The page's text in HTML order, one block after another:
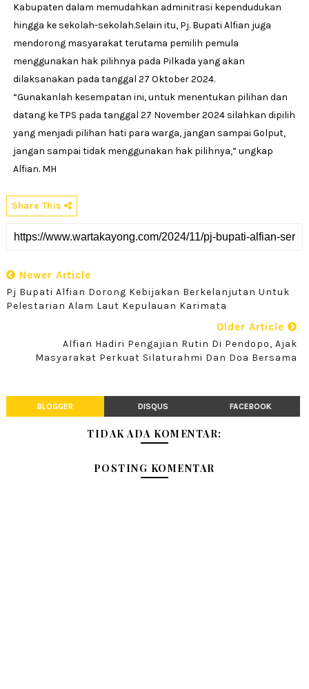
Kabupaten dalam memudahkan adminitrasi kependudukan
hingga ke sekolah-sekolah.Selain itu, Pj. Bupati Alfian juga
mendorong masyarakat terutama pemilih pemula
menggunakan hak pilihnya pada Pilkada yang akan
dilaksanakan pada tanggal 27 Oktober 2024.
“Gunakanlah kesempatan ini, untuk menentukan pilihan dan
datang ke TPS pada tanggal 27 November 2024 silahkan dipilih
yang menjadi pilihan hati para warga, jangan sampai Golput,
jangan sampai tidak menggunakan hak pilihnya,” ungkap
Alfian. MH
Share This
Newer Article
Pj Bupati Alfian Dorong Kebijakan Berkelanjutan Untuk
Pelestarian Alam Laut Kepulauan Karimata
Older Article
Alfian Hadiri Pengajian Rutin Di Pendopo, Ajak
Masyarakat Perkuat Silaturahmi Dan Doa Bersama
BLOGGER DISQUS FACEBOOK
TIDAK ADA KOMENTAR:
POSTING KOMENTAR